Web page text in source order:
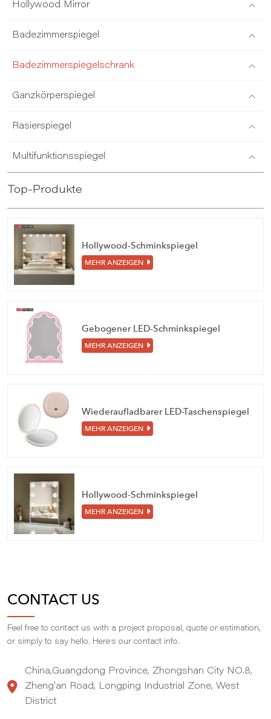
Hollywood Mirror
Badezimmerspiegel
Badezimmerspiegelschrank
Ganzkörperspiegel
Rasierspiegel
Multifunktionsspiegel
Top-Produkte
Hollywood-Schminkspiegel
MEHR ANZEIGEN
Gebogener LED-Schminkspiegel
MEHR ANZEIGEN
Wiederaufladbarer LED-Taschenspiegel
MEHR ANZEIGEN
Hollywood-Schminkspiegel
MEHR ANZEIGEN
CONTACT US
Feel free to contact us with a project proposal, quote or estimation,
or simply to say hello. Here,s our contact info.
China,Guangdong Province, Zhongshan City NO.8,
Zheng'an Road, Longping Industrial Zone, West
District